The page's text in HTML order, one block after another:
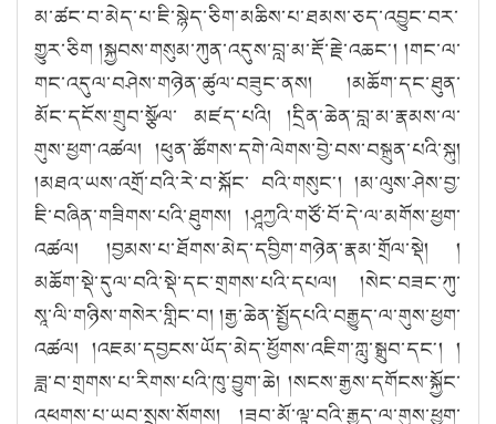
མ་ཚང་བ་མེད་པ་ཇི་སྙེད་ཅིག་མཆིས་པ་ཐམས་ཅད་འབྱུང་བར་
གྱུར་ཅིག །སྐྱབས་གསུམ་ཀུན་འདུས་བླ་མ་རྡོ་རྗེ་འཆང༌། །གང་ལ་
གང་འདུལ་བཤེས་གཉེན་ཚུལ་བཟུང་ནས། །མཆོག་དང་ཐུན་
མོང་དངོས་གྲུབ་སྩོལ་ མཛད་པའི། །དྲིན་ཆེན་བླ་མ་རྣམས་ལ་
གུས་ཕྱག་འཚལ། །ཕུན་ཚོགས་དགེ་ལེགས་བྱེ་བས་བསྐྲུན་པའི་སྐུ།
།མཐའ་ཡས་འགྲོ་བའི་རེ་བ་སྐོང་ བའི་གསུང༌། །མ་ལུས་ཤེས་བྱ་
ཇི་བཞིན་གཟིགས་པའི་ཐུགས། །ཤཱཀྱའི་གཙོ་བོ་དེ་ལ་མགོས་ཕྱག་
འཚལ། །བྱམས་པ་ཐོགས་མེད་དབྱིག་གཉེན་རྣམ་གྲོལ་སྡེ། །
མཆོག་སྡེ་དུལ་བའི་སྡེ་དང་གྲགས་པའི་དཔལ། །སེང་བཟང་ཀུ་
སཱ་ལི་གཉིས་གསེར་གླིང་བ། །རྒྱ་ཆེན་སྤྱོདཔའི་བརྒྱུད་ལ་གུས་ཕྱག་
འཚལ། །འཇམ་དབྱངས་ཡོད་མེད་ཕྱོགས་འཇིག་ཀླུ་སྒྲུབ་དང༌། །
ཟླ་བ་གྲགས་པ་རིགས་པའི་ཁུ་བྱུག་ཆེ། །སངས་རྒྱས་དགོངས་སྐྱོང་
འཕགས་པ་ཡབ་སྲས་སོགས། །ཟབ་མོ་ལྟ་བའི་རྒྱུད་ལ་གུས་ཕྱག་